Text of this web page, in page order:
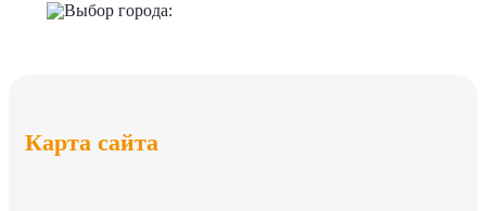
Выбор города:
Карта сайта